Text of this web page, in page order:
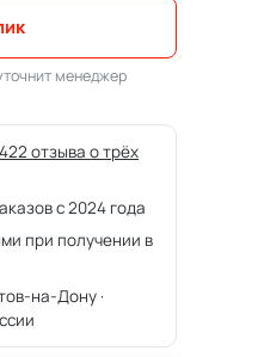
менеджер
422 отзыва о трёх
с 2024 года
при получении в
на-Дону ·